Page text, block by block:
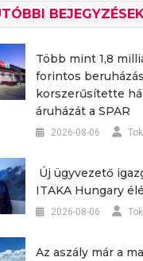
Több mint 1,8
forintos
korszerűsítette
áruházát a SPAR
2026-08-06
Új ügyvezető
ITAKA Hungary
2026-08-06
Az aszály már a